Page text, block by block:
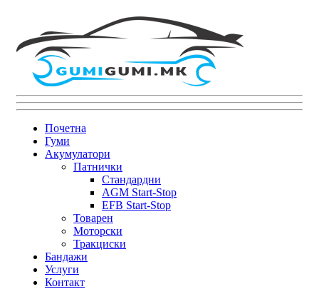
Почетна
Гуми
Акумулатори
Патнички
Стандардни
AGM Start-Stop
EFB Start-Stop
Товарен
Моторски
Тракциски
Бандажи
Услуги
Контакт